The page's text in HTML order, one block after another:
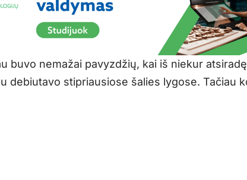
buvo nemažai pavyzdžių, kai iš niekur atsiradę
debiutavo stipriausiose šalies lygose. Tačiau